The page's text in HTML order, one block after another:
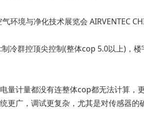
冷群控顶尖控制(整体cop 5.0以上)，
量计量都没有连整体cop都无法计算，
广，调试更复杂，尤其是对传感器